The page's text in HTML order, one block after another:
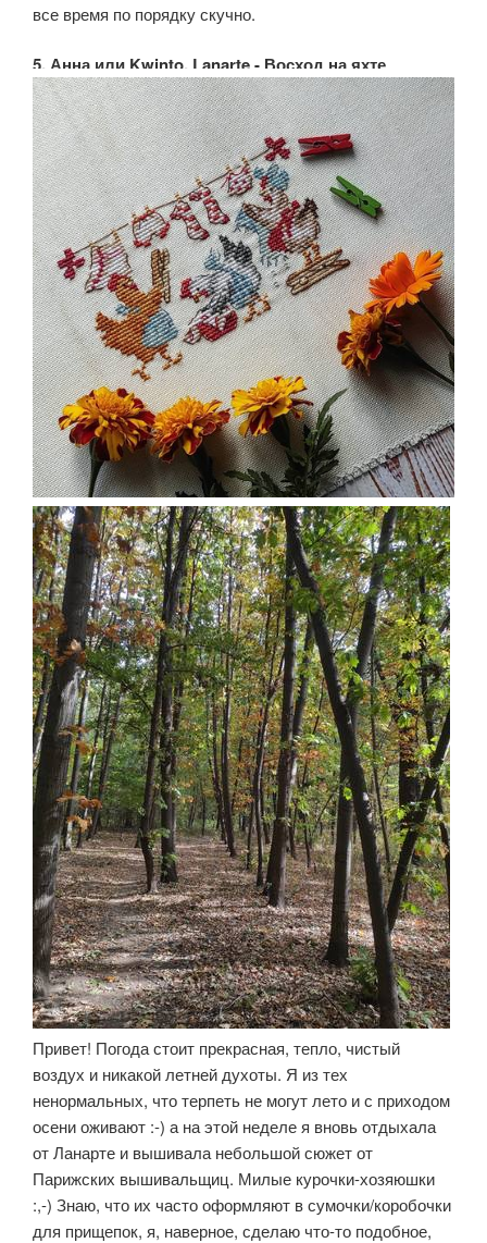
все время по порядку скучно.
5. Анна или Kwinto, Lanarte - Восход на яхте
Привет! Погода стоит прекрасная, тепло, чистый
воздух и никакой летней духоты. Я из тех
ненормальных, что терпеть не могут лето и с приходом
осени оживают :-) а на этой неделе я вновь отдыхала
от Ланарте и вышивала небольшой сюжет от
Парижских вышивальщиц. Милые курочки-хозяюшки
:,-) Знаю, что их часто оформляют в сумочки/коробочки
для прищепок, я, наверное, сделаю что-то подобное,